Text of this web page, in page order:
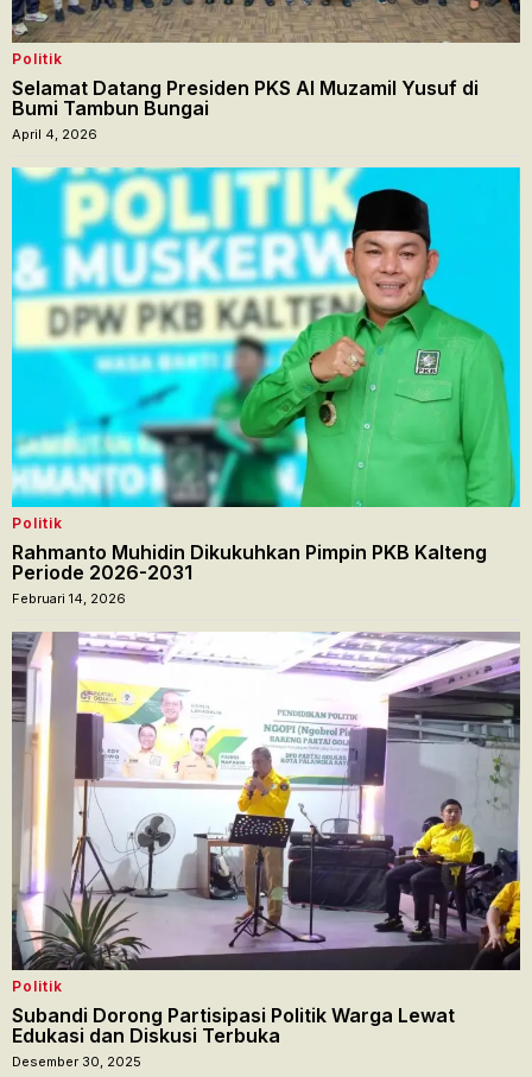
Politik
Selamat Datang Presiden PKS Al Muzamil Yusuf di
Bumi Tambun Bungai
April 4, 2026
Politik
Rahmanto Muhidin Dikukuhkan Pimpin PKB Kalteng
Periode 2026-2031
Februari 14, 2026
Politik
Subandi Dorong Partisipasi Politik Warga Lewat
Edukasi dan Diskusi Terbuka
Desember 30, 2025